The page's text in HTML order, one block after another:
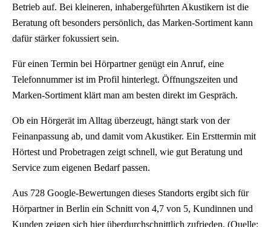
Betrieb auf. Bei kleineren, inhabergeführten Akustikern ist die
Beratung oft besonders persönlich, das Marken-Sortiment kann
dafür stärker fokussiert sein.
Für einen Termin bei Hörpartner genügt ein Anruf, eine
Telefonnummer ist im Profil hinterlegt. Öffnungszeiten und
Marken-Sortiment klärt man am besten direkt im Gespräch.
Ob ein Hörgerät im Alltag überzeugt, hängt stark von der
Feinanpassung ab, und damit vom Akustiker. Ein Ersttermin mit
Hörtest und Probetragen zeigt schnell, wie gut Beratung und
Service zum eigenen Bedarf passen.
Aus 728 Google-Bewertungen dieses Standorts ergibt sich für
Hörpartner in Berlin ein Schnitt von 4,7 von 5, Kundinnen und
Kunden zeigen sich hier überdurchschnittlich zufrieden. (Quelle: